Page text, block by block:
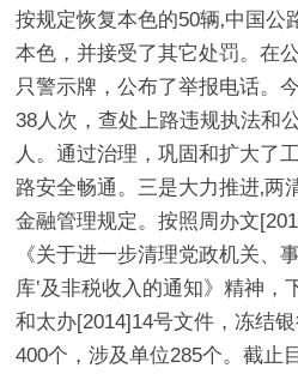
按规定恢复本色的50辆‚中国公
本色，并接受了其它处罚。在
只警示牌，公布了举报电话。
38人次，查处上路违规执法和
人。通过治理，巩固和扩大了
路安全畅通。三是大力推进‚两
金融管理规定。按照周办文
《关于进一步清理党政机关、
库‛及非税收入的通知》精神，
和太办[2014]14号文件，冻结
400个，涉及单位285个。截止